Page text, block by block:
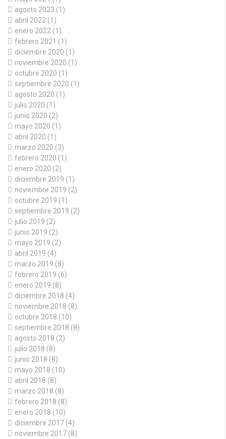
agosto 2023 (1)
abril 2022 (1)
enero 2022 (1)
febrero 2021 (1)
diciembre 2020 (1)
noviembre 2020 (1)
octubre 2020 (1)
septiembre 2020 (1)
agosto 2020 (1)
julio 2020 (1)
junio 2020 (2)
mayo 2020 (1)
abril 2020 (1)
marzo 2020 (3)
febrero 2020 (1)
enero 2020 (2)
diciembre 2019 (1)
noviembre 2019 (2)
octubre 2019 (1)
septiembre 2019 (2)
julio 2019 (2)
junio 2019 (2)
mayo 2019 (2)
abril 2019 (4)
marzo 2019 (8)
febrero 2019 (6)
enero 2019 (8)
diciembre 2018 (4)
noviembre 2018 (8)
octubre 2018 (10)
septiembre 2018 (8)
agosto 2018 (2)
julio 2018 (8)
junio 2018 (8)
mayo 2018 (10)
abril 2018 (8)
marzo 2018 (8)
febrero 2018 (8)
enero 2018 (10)
diciembre 2017 (4)
noviembre 2017 (8)